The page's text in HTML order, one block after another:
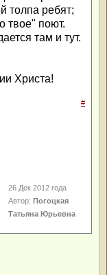
толпа ребят;
твое" поют.
там и тут.
Христа!
#
26 Дек 2012 года
Автор:Погоцкая
Татьяна Юрьевна